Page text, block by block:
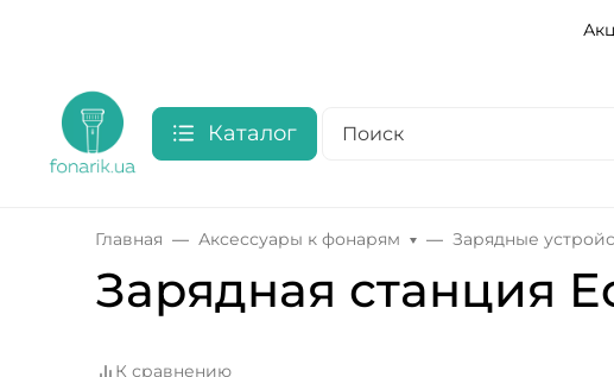
Каталог
Главная Аксессуары к фонарям Зарядные
Зарядная станция
К сравнению